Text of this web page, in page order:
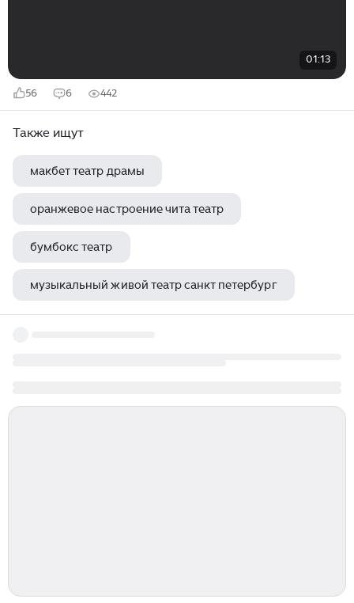
01:13
56 6 442
Также ищут
макбет театр драмы
оранжевое настроение чита театр
бумбокс театр
музыкальный живой театр санкт петербург